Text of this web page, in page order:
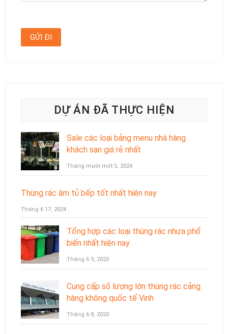
DỰ ÁN ĐÃ THỰC HIỆN
Sale các loại bảng menu nhà hàng
khách sạn giá rẻ nhất
Tháng mười một 5, 2024
Thùng rác âm tủ bếp tốt nhất hiện nay
Tháng 6 17, 2024
Tổng hợp các loại thùng rác nhựa phổ
biến nhất hiện nay
Tháng 6 9, 2020
Cung cấp số lượng lớn thùng rác cảng
hàng không quốc tế Vinh
Tháng 6 8, 2020